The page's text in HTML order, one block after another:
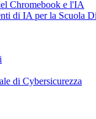
Chromebook e l'IA
di IA per la Scuola
di Cybersicurezza